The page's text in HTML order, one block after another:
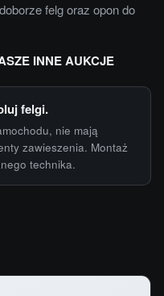
felg oraz opon do
INNE AUKCJE
felgi.
nie mają
zawieszenia. Montaż
technika.